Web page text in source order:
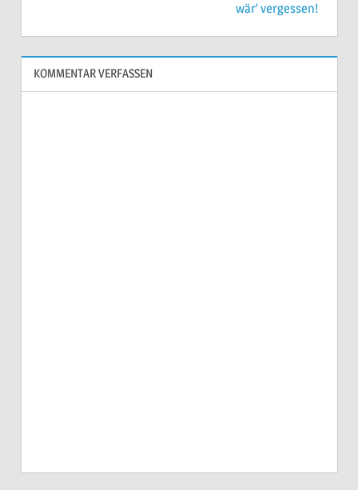
wär‘ vergessen!
KOMMENTAR VERFASSEN